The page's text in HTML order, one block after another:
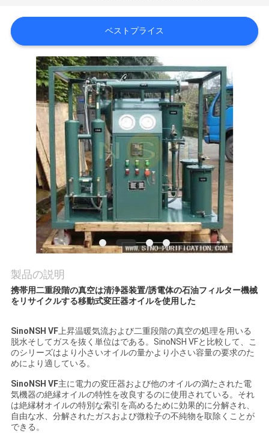
品
し
な
さ
い
ニ
ュ
ベストプライス
製品の説明
携帯用二重段階の真空は清浄器装置/誘電体の石油フィルター機械
をリサイクルする移動式変圧器オイルを使用した
SinoNSH VF上昇温暖気流および二重段階の真空の処理を用いる
脱水そしてガスを抜く単位はである。SinoNSH VFと比較して、こ
のシリーズはより小さいオイルの量かより小さい容量の要求のた
めにより適している。
SinoNSH VF主に電力の変圧器および他のオイルの満たされた電
気機器の絶縁オイルの特性を改良するのに使用されている。それ
は絶縁材オイルの特別な索引を高めるために効果的に分解され、
自由な水、分解されたガスおよび微粒子の不純物を取除くことが
できる。